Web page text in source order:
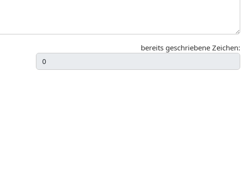
bereits geschriebene Zeichen: